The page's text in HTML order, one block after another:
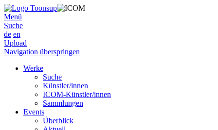
Menü
Suche
de en
Upload
Navigation überspringen
Werke
Suche
Künstler/innen
ICOM-Künstler/innen
Sammlungen
Events
Überblick